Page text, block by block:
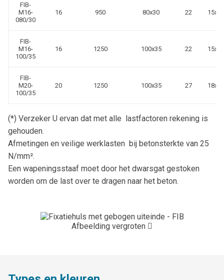
FIB-
M16-
080/30
16 950 80x30 22 15x28
FIB-
M16-
100/35
16 1250 100x35 22 15x28
FIB-
M20-
100/35
20 1250 100x35 27 18x25
(*) Verzeker U ervan dat met alle lastfactoren rekening is
gehouden.
Afmetingen en veilige werklasten bij betonsterkte van 25
N/mm².
Een wapeningsstaaf moet door het dwarsgat gestoken
worden om de last over te dragen naar het beton.
Afbeelding vergroten